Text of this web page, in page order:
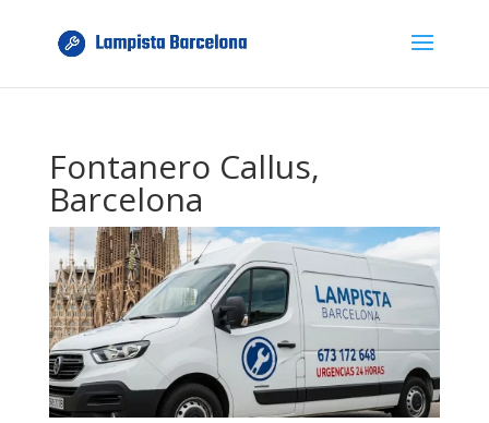
Fontanero Callus,
Barcelona